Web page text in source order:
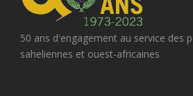
50 ans d'engagement au service des
saheliennes et ouest-africaines